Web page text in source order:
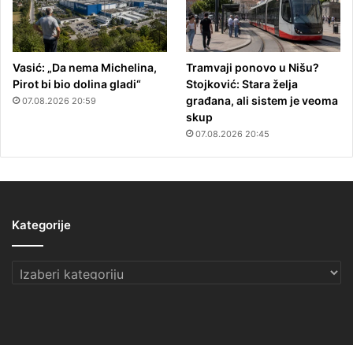
Vasić: „Da nema Michelina,
Pirot bi bio dolina gladi“
07.08.2026 20:59
Tramvaji ponovo u Nišu?
Stojković: Stara želja
građana, ali sistem je veoma
skup
07.08.2026 20:45
Kategorije
Kategorije